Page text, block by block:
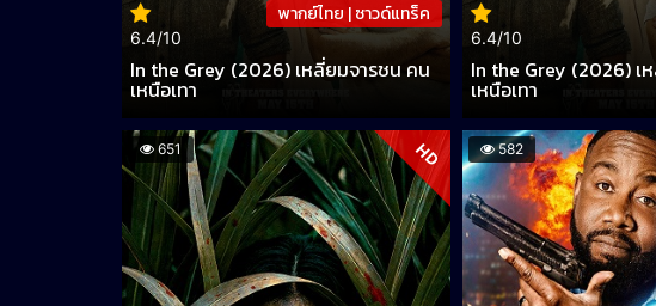
6.4/10
พากย์ไทย | ซาวด์แทร็ค
In the Grey (2026) เหลี่ยมจารชน คน
เหนือเทา
6.4/10
In the Grey (2026) เ
เหนือเทา
651 HD 582